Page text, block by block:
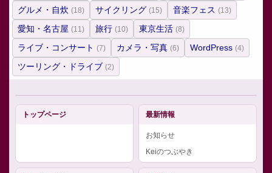
グルメ・自炊 (18) サイクリング (15) 音楽フェス (13)
愛知・名古屋 (11) 旅行 (10) 東京生活 (8)
ライブ・コンサート (7) カメラ・写真 (6) WordPress (4)
ツーリング・ドライブ (2)
トップページ 最新情報
お知らせ
Keiのつぶやき